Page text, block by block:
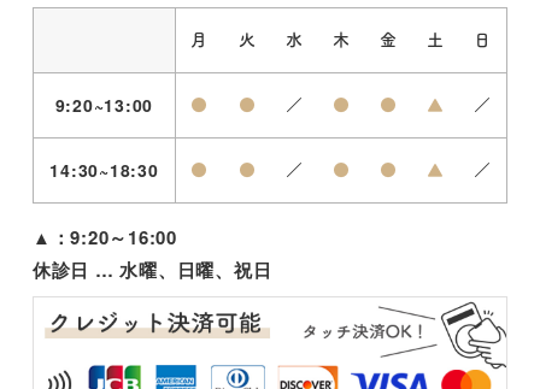
月 火 水 木 金 土 日
9:20~13:00 ● ● ／ ● ● ▲ ／
14:30~18:30 ● ● ／ ● ● ▲ ／
▲ ：9:20～16:00
休診日 … 水曜、日曜、祝日